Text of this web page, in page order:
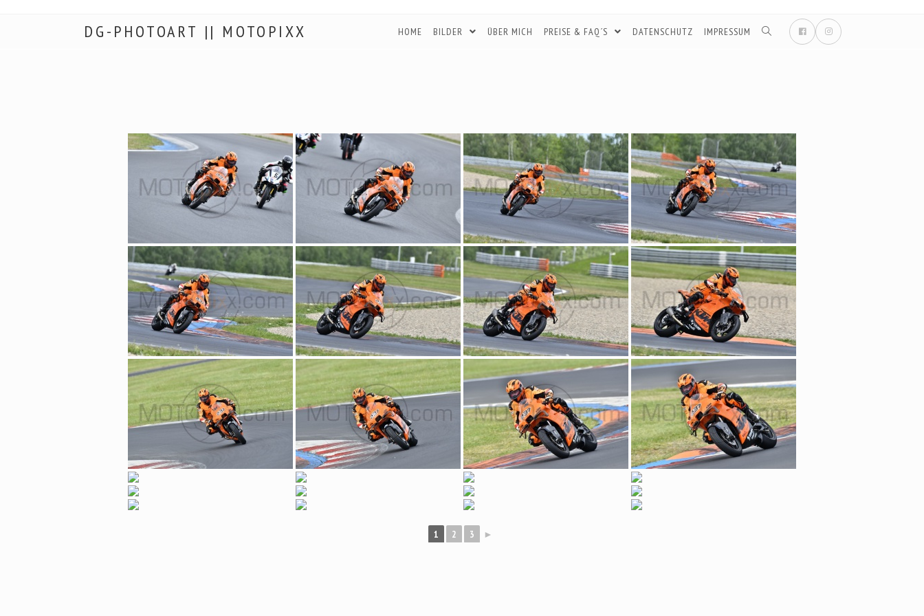
DG-PHOTOART || MOTOPIXX HOME BILDER ÜBER MICH PREISE & FAQ´S DATENSCHUTZ IMPRESSUM
1 2 3 ►